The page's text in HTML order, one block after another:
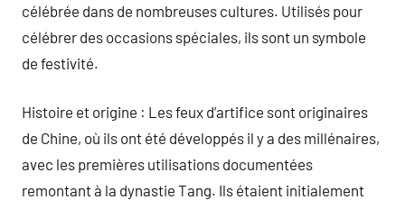
célébrée dans de nombreuses cultures. Utilisés pour
célébrer des occasions spéciales, ils sont un symbole
de festivité.
Histoire et origine : Les feux d’artifice sont originaires
de Chine, où ils ont été développés il y a des millénaires,
avec les premières utilisations documentées
remontant à la dynastie Tang. Ils étaient initialement